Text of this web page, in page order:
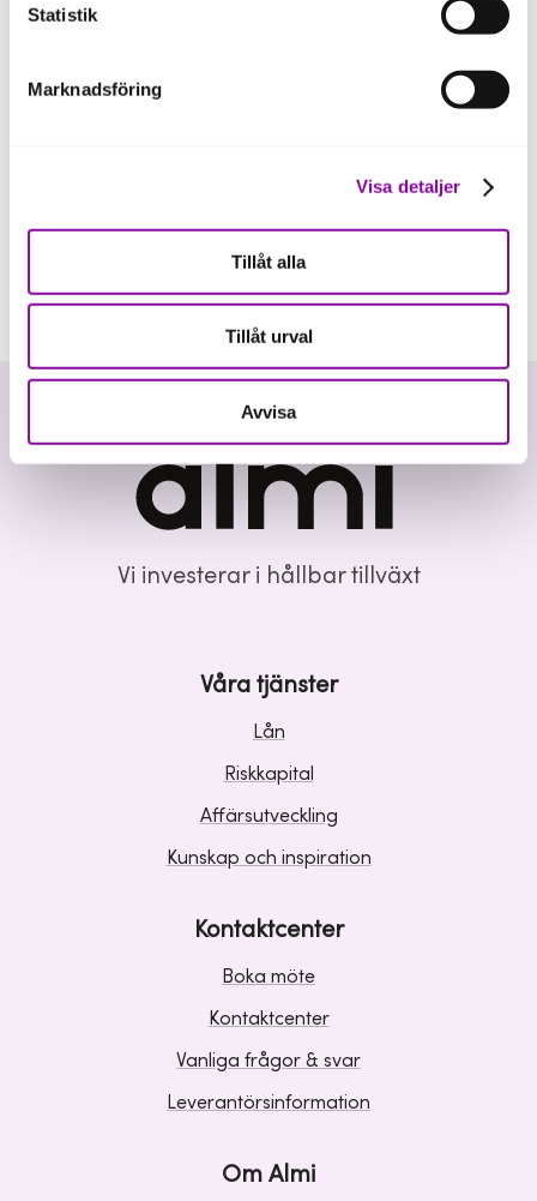
Statistik
Marknadsföring
Visa detaljer
Tillåt alla
Tillåt urval
Avvisa
Vi investerar i hållbar tillväxt
Våra tjänster
Lån
Riskkapital
Affärsutveckling
Kunskap och inspiration
Kontaktcenter
Boka möte
Kontaktcenter
Vanliga frågor & svar
Leverantörsinformation
Om Almi